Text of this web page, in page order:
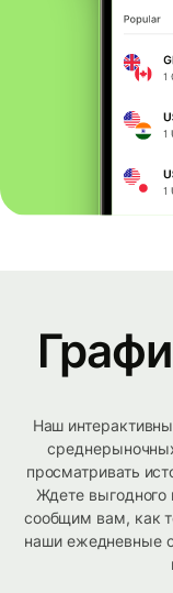
Наш
просматривать
Ждете
сообщим вам, как
наши ежедневные